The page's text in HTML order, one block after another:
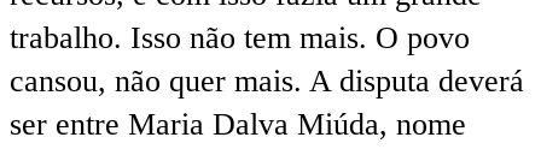
trabalho. Isso não tem mais. O povo
cansou, não quer mais. A disputa deverá
ser entre Maria Dalva Miúda, nome